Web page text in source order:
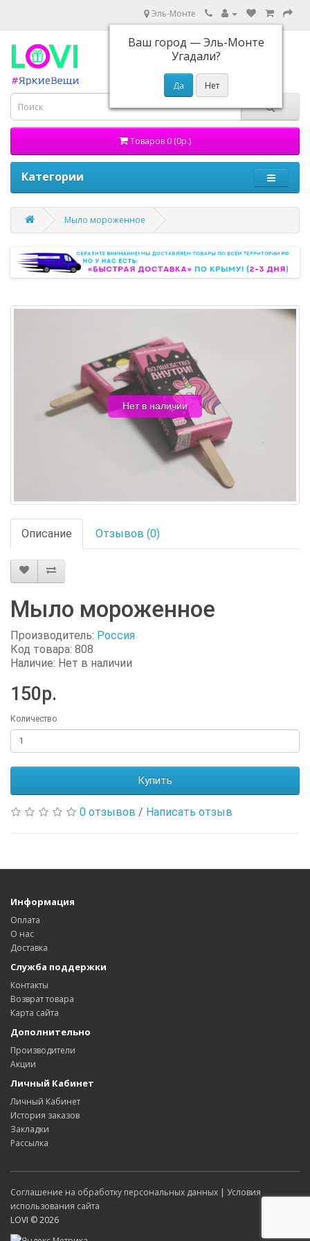
Эль-Монте
Ваш город —Эль-Монте
Угадали?
Товаров 0 (0р.)
Категории
Мыло мороженное
Нет в наличии
Описание Отзывов (0)
Мыло мороженное
Производитель: Россия
Код товара: 808
Наличие: Нет в наличии
150р.
Количество
Купить
0 отзывов / Написать отзыв
Информация
Оплата
О нас
Доставка
Служба поддержки
Контакты
Возврат товара
Карта сайта
Дополнительно
Производители
Акции
Личный Кабинет
Личный Кабинет
История заказов
Закладки
Рассылка
Соглашение на обработку персональных данных | Условия
использования сайта
LOVI © 2026